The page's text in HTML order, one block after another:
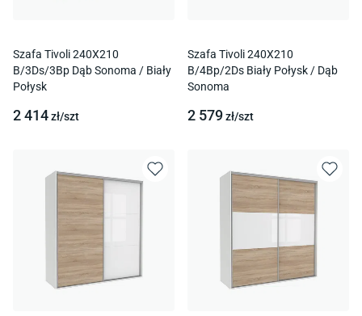
Szafa Tivoli 240X210
B/3Ds/3Bp Dąb Sonoma / Biały
Połysk
2 414zł/szt
Szafa Tivoli 240X210
B/4Bp/2Ds Biały Połysk / Dąb
Sonoma
2 579zł/szt